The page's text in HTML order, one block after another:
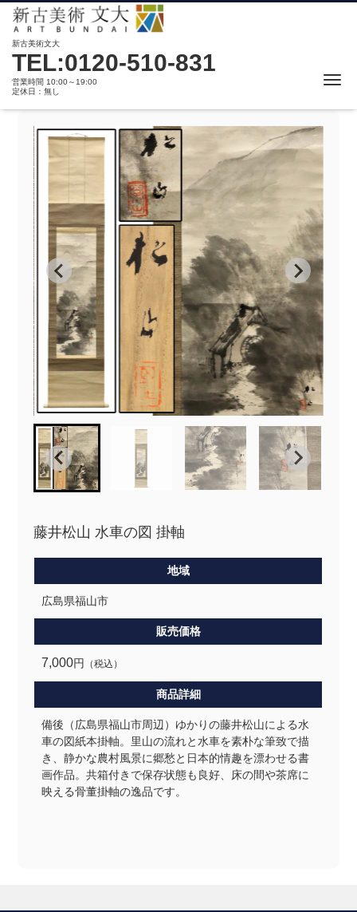
新古美術文大
TEL:0120-510-831
営業時間 10:00～19:00
定休日：無し
藤井松山 水車の図 掛軸
地域
広島県福山市
販売価格
7,000円 （税込）
商品詳細
備後（広島県福山市周辺）ゆかりの藤井松山による水
車の図紙本掛軸。里山の流れと水車を素朴な筆致で描
き、静かな農村風景に郷愁と日本的情趣を漂わせる書
画作品。共箱付きで保存状態も良好、床の間や茶席に
映える骨董掛軸の逸品です。